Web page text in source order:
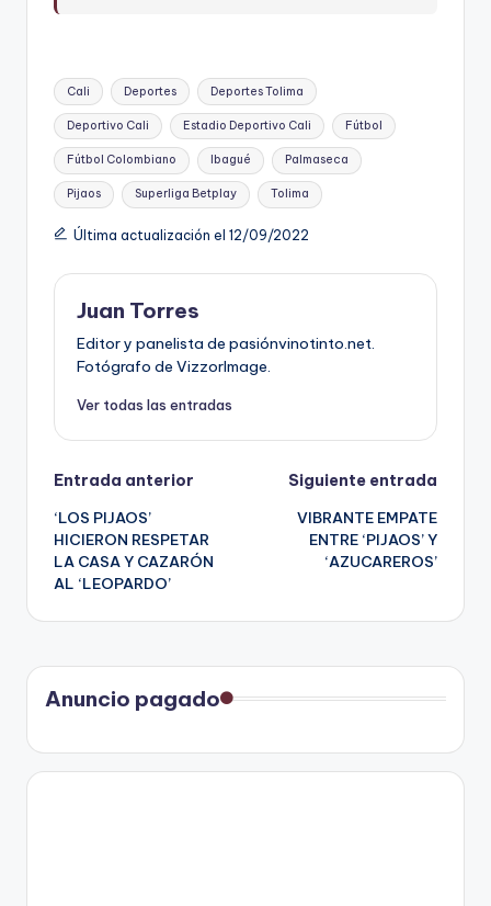
Etiquetas:
Cali Deportes Deportes Tolima
Deportivo Cali Estadio Deportivo Cali Fútbol
Fútbol Colombiano Ibagué Palmaseca
Pijaos Superliga Betplay Tolima
Última actualización el 12/09/2022
Juan Torres
Editor y panelista de pasiónvinotinto.net.
Fotógrafo de VizzorImage.
Ver todas las entradas
Navegación
de
entradas
Entrada anterior
‘LOS PIJAOS’
HICIERON RESPETAR
LA CASA Y CAZARÓN
AL ‘LEOPARDO’
Siguiente entrada
VIBRANTE EMPATE
ENTRE ‘PIJAOS’ Y
‘AZUCAREROS’
Anuncio pagado